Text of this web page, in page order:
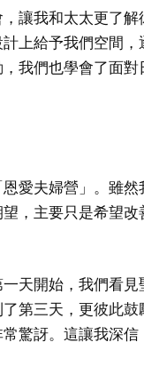
讓我和太太更了
上給予我們空間
我們也學會了面
愛夫婦營」。雖
，主要只是希望
天開始，我們看
第三天，更彼此
驚訝。這讓我深